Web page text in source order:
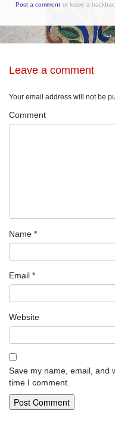
Post a comment or leave a
Leave a comment
Your email address will not be
Comment
Name *
Email *
Website
Save my name, email, and
time I comment.